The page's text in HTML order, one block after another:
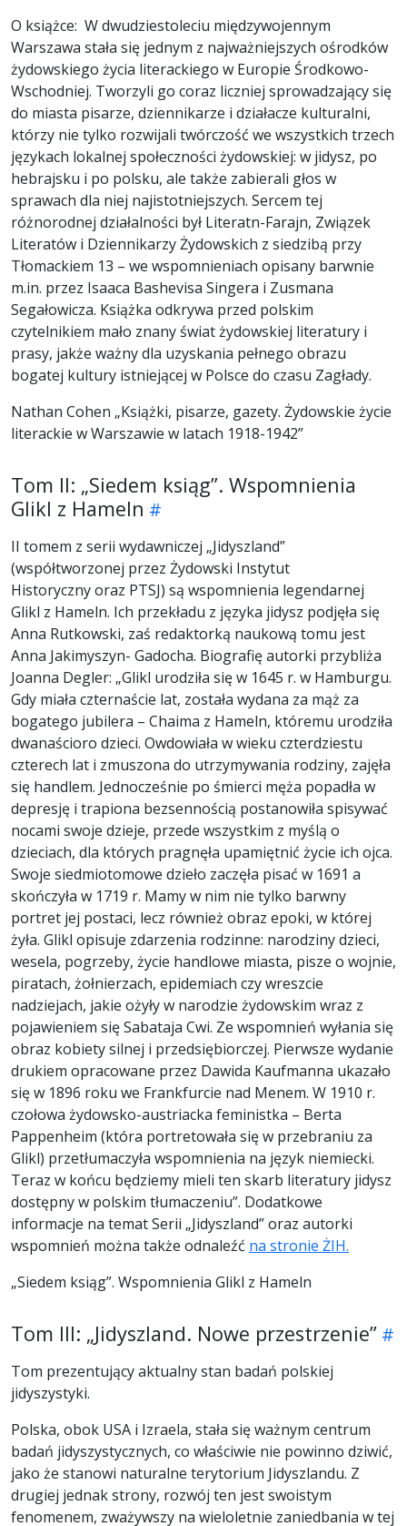
O książce: W dwudziestoleciu międzywojennym
Warszawa stała się jednym z najważniejszych ośrodków
żydowskiego życia literackiego w Europie Środkowo-
Wschodniej. Tworzyli go coraz liczniej sprowadzający się
do miasta pisarze, dziennikarze i działacze kulturalni,
którzy nie tylko rozwijali twórczość we wszystkich trzech
językach lokalnej społeczności żydowskiej: w jidysz, po
hebrajsku i po polsku, ale także zabierali głos w
sprawach dla niej najistotniejszych. Sercem tej
różnorodnej działalności był Literatn-Farajn, Związek
Literatów i Dziennikarzy Żydowskich z siedzibą przy
Tłomackiem 13 – we wspomnieniach opisany barwnie
m.in. przez Isaaca Bashevisa Singera i Zusmana
Segałowicza. Książka odkrywa przed polskim
czytelnikiem mało znany świat żydowskiej literatury i
prasy, jakże ważny dla uzyskania pełnego obrazu
bogatej kultury istniejącej w Polsce do czasu Zagłady.
Nathan Cohen „Książki, pisarze, gazety. Żydowskie życie
literackie w Warszawie w latach 1918-1942”
Tom II: „Siedem ksiąg”. Wspomnienia
Glikl z Hameln
II tomem z serii wydawniczej „Jidyszland”
(współtworzonej przez Żydowski Instytut
Historyczny oraz PTSJ) są wspomnienia legendarnej
Glikl z Hameln. Ich przekładu z języka jidysz podjęła się
Anna Rutkowski, zaś redaktorką naukową tomu jest
Anna Jakimyszyn- Gadocha. Biografię autorki przybliża
Joanna Degler: „Glikl urodziła się w 1645 r. w Hamburgu.
Gdy miała czternaście lat, została wydana za mąż za
bogatego jubilera – Chaima z Hameln, któremu urodziła
dwanaścioro dzieci. Owdowiała w wieku czterdziestu
czterech lat i zmuszona do utrzymywania rodziny, zajęła
się handlem. Jednocześnie po śmierci męża popadła w
depresję i trapiona bezsennością postanowiła spisywać
nocami swoje dzieje, przede wszystkim z myślą o
dzieciach, dla których pragnęła upamiętnić życie ich ojca.
Swoje siedmiotomowe dzieło zaczęła pisać w 1691 a
skończyła w 1719 r. Mamy w nim nie tylko barwny
portret jej postaci, lecz również obraz epoki, w której
żyła. Glikl opisuje zdarzenia rodzinne: narodziny dzieci,
wesela, pogrzeby, życie handlowe miasta, pisze o wojnie,
piratach, żołnierzach, epidemiach czy wreszcie
nadziejach, jakie ożyły w narodzie żydowskim wraz z
pojawieniem się Sabataja Cwi. Ze wspomnień wyłania się
obraz kobiety silnej i przedsiębiorczej. Pierwsze wydanie
drukiem opracowane przez Dawida Kaufmanna ukazało
się w 1896 roku we Frankfurcie nad Menem. W 1910 r.
czołowa żydowsko-austriacka feministka – Berta
Pappenheim (która portretowała się w przebraniu za
Glikl) przetłumaczyła wspomnienia na język niemiecki.
Teraz w końcu będziemy mieli ten skarb literatury jidysz
dostępny w polskim tłumaczeniu”. Dodatkowe
informacje na temat Serii „Jidyszland” oraz autorki
wspomnień można także odnaleźć na stronie ŻIH.
„Siedem ksiąg”. Wspomnienia Glikl z Hameln
Tom III: „Jidyszland. Nowe przestrzenie”
Tom prezentujący aktualny stan badań polskiej
jidyszystyki.
Polska, obok USA i Izraela, stała się ważnym centrum
badań jidyszystycznych, co właściwie nie powinno dziwić,
jako że stanowi naturalne terytorium Jidyszlandu. Z
drugiej jednak strony, rozwój ten jest swoistym
fenomenem, zważywszy na wieloletnie zaniedbania w tej